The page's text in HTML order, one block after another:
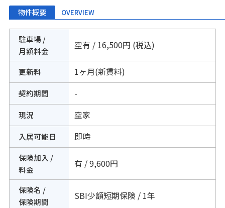
物件概要 OVERVIEW
駐車場 /
月額料金
空有 / 16,500円 (税込)
更新料 1ヶ月(新賃料)
契約期間 -
現況 空家
入居可能日 即時
保険加入 /
料金
有 / 9,600円
保険名 /
保険期間
SBI少額短期保険 / 1年